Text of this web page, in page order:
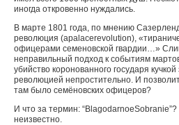
иногда откровенно нуждались.
В марте 1801 года, по мнению
революция (apalacerevolution),
офицерами семеновской гвардии…»
неправильный подход к событиям
убийство коронованного государя
революцией непростительно. И
там было семёновских офицеров?
И что за термин: “BlagodarnoeSobranie
неизвестно.